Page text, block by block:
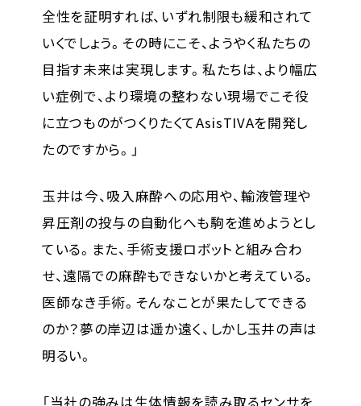
全性を証明すれば、いずれ制限も緩和されて
いくでしょう。その時にこそ、ようやく私たちの
目指す未来は実現します。私たちは、より幅広
い症例で、より環境の整わない現場でこそ役
に立つものがつくりたくてAsisTIVAを開発し
たのですから。」
玉井は今、吸入麻酔への応用や、輸液管理や
昇圧剤の投与の自動化へも駒を進めようとし
ている。また、手術支援ロボットと組み合わ
せ、遠隔での麻酔もできないかと考えている。
医師なき手術。そんなことが果たしてできる
のか？夢の岸辺は遥か遠く、しかし玉井の声は
明るい。
「当社の強みは生体情報を読み取るセンサを